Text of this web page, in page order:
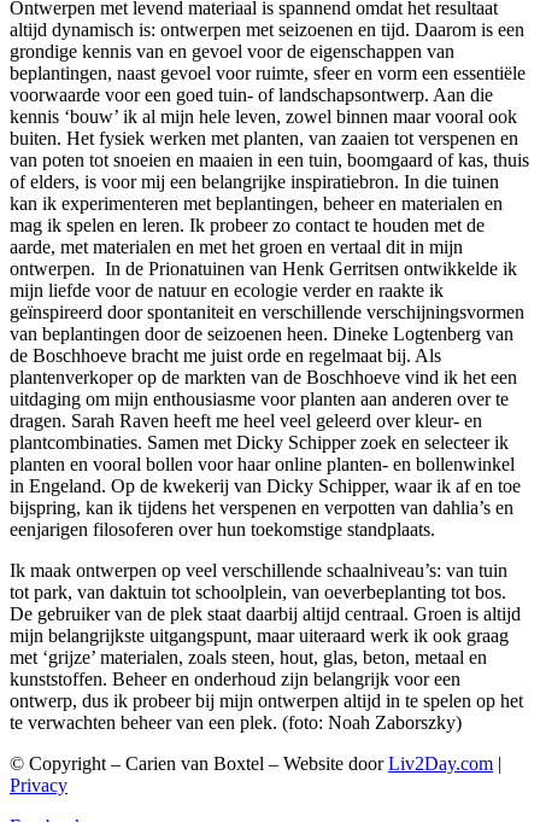
Ontwerpen met levend materiaal is spannend omdat het resultaat
altijd dynamisch is: ontwerpen met seizoenen en tijd. Daarom is een
grondige kennis van en gevoel voor de eigenschappen van
beplantingen, naast gevoel voor ruimte, sfeer en vorm een essentiële
voorwaarde voor een goed tuin- of landschapsontwerp. Aan die
kennis ‘bouw’ ik al mijn hele leven, zowel binnen maar vooral ook
buiten. Het fysiek werken met planten, van zaaien tot verspenen en
van poten tot snoeien en maaien in een tuin, boomgaard of kas, thuis
of elders, is voor mij een belangrijke inspiratiebron. In die tuinen
kan ik experimenteren met beplantingen, beheer en materialen en
mag ik spelen en leren. Ik probeer zo contact te houden met de
aarde, met materialen en met het groen en vertaal dit in mijn
ontwerpen. In de Prionatuinen van Henk Gerritsen ontwikkelde ik
mijn liefde voor de natuur en ecologie verder en raakte ik
geïnspireerd door spontaniteit en verschillende verschijningsvormen
van beplantingen door de seizoenen heen. Dineke Logtenberg van
de Boschhoeve bracht me juist orde en regelmaat bij. Als
plantenverkoper op de markten van de Boschhoeve vind ik het een
uitdaging om mijn enthousiasme voor planten aan anderen over te
dragen. Sarah Raven heeft me heel veel geleerd over kleur- en
plantcombinaties. Samen met Dicky Schipper zoek en selecteer ik
planten en vooral bollen voor haar online planten- en bollenwinkel
in Engeland. Op de kwekerij van Dicky Schipper, waar ik af en toe
bijspring, kan ik tijdens het verspenen en verpotten van dahlia’s en
eenjarigen filosoferen over hun toekomstige standplaats.
Ik maak ontwerpen op veel verschillende schaalniveau’s: van tuin
tot park, van daktuin tot schoolplein, van oeverbeplanting tot bos.
De gebruiker van de plek staat daarbij altijd centraal. Groen is altijd
mijn belangrijkste uitgangspunt, maar uiteraard werk ik ook graag
met ‘grijze’ materialen, zoals steen, hout, glas, beton, metaal en
kunststoffen. Beheer en onderhoud zijn belangrijk voor een
ontwerp, dus ik probeer bij mijn ontwerpen altijd in te spelen op het
te verwachten beheer van een plek. (foto: Noah Zaborszky)
© Copyright – Carien van Boxtel – Website doorLiv2Day.com |
Privacy